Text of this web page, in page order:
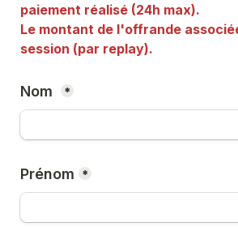
paiement réalisé (24h max).
Le montant de l'offrande
session (par replay).
Nom *
Prénom *